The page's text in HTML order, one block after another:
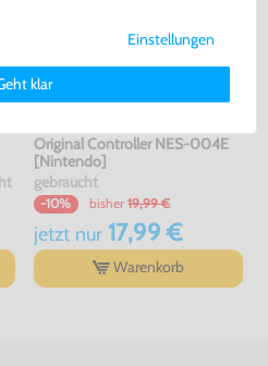
Original Controller NES-004E
[Nintendo]
gebraucht
-10% bisher 19,99 €
jetzt nur17,99 €
Warenkorb
uns verwendeten Cookies und
findest Du in unsererDaten­schutz­
.
Einstellungen
klar